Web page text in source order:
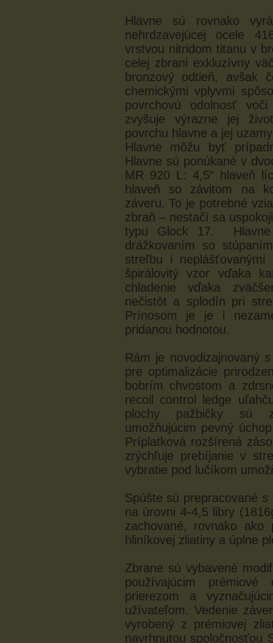
Hlavne sú rovnako
nehrdzavejúcej ocele
vrstvou nitridom titanu v
celej zbrani exkluzívny
bronzový odtieň, avšak
chemickými vplyvmi
povrchovú odolnosť
zvyšuje výrazne jej
povrchu hlavne a jej
Hlavne môžu byť
Hlavne sú ponúkané v
MR 920 L: 4,5“ hlaveň
hlaveň so závitom na
záveru. To je potrebné
zbraň – nestačí sa
typu Glock 17. Hlavne
drážkovaním so
streľbu i
špirálovitý vzor vďaka
chladenie vďaka
nečistôt a splodín pri
Prínosom je je i
pridanou hodnotou.
Rám je novodizajnovaný
pre optimalizácie
bobrím chvostom a
recoil control ledge
plochy pažbičky sú
umožňujúcim pevný
Príplatková rozšírená
zrýchľuje prebíjanie v
vybratie pod lučíkom
Spúšte sú prepracované
na úrovni 4-4,5 libry
zachované, rovnako
hliníkovej zliatiny a úplne
Zbrane sú vybavené
používajúcim prémiové
prierezom a
užívateľom. Vedenie
vyrobený z prémiovej
navrhnutou spoločnosťou